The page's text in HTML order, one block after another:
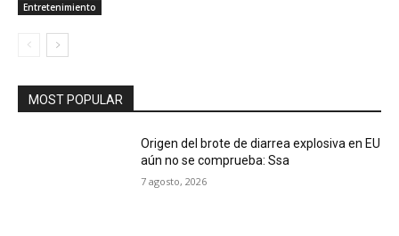
Entretenimiento
MOST POPULAR
Origen del brote de diarrea explosiva en EU
aún no se comprueba: Ssa
7 agosto, 2026